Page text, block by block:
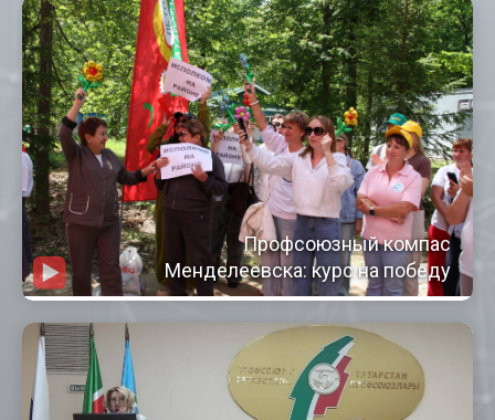
Профсоюзный компас
Менделеевска: курс на победу